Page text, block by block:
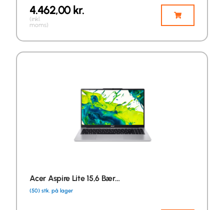
4.462,00kr.
(inkl.
moms)
Acer Aspire Lite 15,6 Bær…
(50) stk. på lager